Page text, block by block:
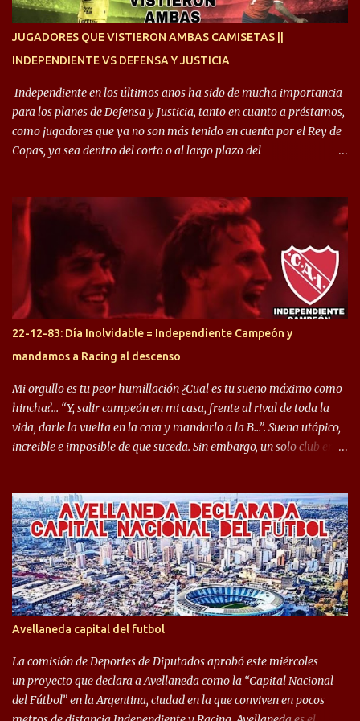
enfocamos en la preparación física. El grupo está encontrando la
JUGADORES QUE VISTIERON AMBAS CAMISETAS ||
INDEPENDIENTE VS DEFENSA Y JUSTICIA
Independiente en los últimos años ha sido de mucha importancia
para los planes de Defensa y Justicia, tanto en cuanto a préstamos,
como jugadores que ya no son más tenido en cuenta por el Rey de
Copas, ya sea dentro del corto o al largo plazo del
Halcón de Varela, como lo es Brian Romero, quien paso a
préstamo allí durante el último mercado de pases y ha rendido de
gran manera, convirtiendo goles importantes, sobre todo en la
copa sudamericana. Pero no sucedió lo mismo en cuanto al
rendimiento que ha producido en el Rojo. Pasando a jugadores que
jugaron en Defensa y ahora están en el rojo, tenemos a la dupla
Gastón Togni y Domingo Blanco, donde ambos explotaron
futbolísticamente hablando en el equipo de Varela, donde, por
ejemplo, el caso de Mingo llego a ser tenido en cuenta para el
Seleccionado Argentino, rendimiento que aún no ha logrado
mostrar en Independiente. En e...
22-12-83: Día Inolvidable = Independiente Campeón y
mandamos a Racing al descenso
Mi orgullo es tu peor humillación ¿Cual es tu sueño máximo como
hincha?… “Y, salir campeón en mi casa, frente al rival de toda la
vida, darle la vuelta en la cara y mandarlo a la B…”. Suena utópico,
increible e imposible de que suceda. Sin embargo, un solo club en el
campeonato del '83 año consagratorio para el Rojo y, por el otro, el
haber mandado al descenso a su eterno rival. 22 de diciembre de
1983 es una fecha que pocos hinchas de Independiente pueden
dejar en el olvido. Es que ese día, el "Rojo" derrotó a Racing por 2 a
0, se consagró campeón y, además, mandó al descenso a su eterno
rival. El clásico de Avellaneda marcó el epílogo del campeonato,
algo totalmente inusual para estas épocas, donde la violencia no
permite encuentros de riesgo sobre el final de los torneos. En la
década del ochenta y con una democracia flo...
Avellaneda capital del futbol
La comisión de Deportes de Diputados aprobó este miércoles
un proyecto que declara a Avellaneda como la “Capital Nacional
del Fútbol” en la Argentina, ciudad en la que conviven en pocos